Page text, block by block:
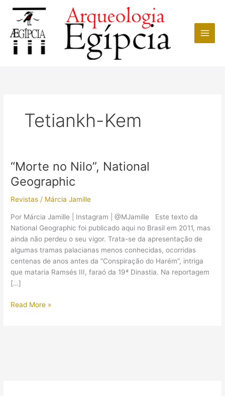
conteúdo
Tetiankh-Kem
“Morte no Nilo”, National
Geographic
Revistas / Márcia Jamille
Por Márcia Jamille | Instagram | @MJamille Este texto da
National Geographic foi publicado aqui no Brasil em 2011, mas
ainda não perdeu o seu vigor. Trata-se da apresentação de
algumas tramas palacianas menos conhecidas, ocorridas
centenas de anos antes da “Conspiração do Harém”, intriga
que mataria Ramsés III, faraó da 19ª Dinastia. Na reportagem
[…]
“Morte
Read More »